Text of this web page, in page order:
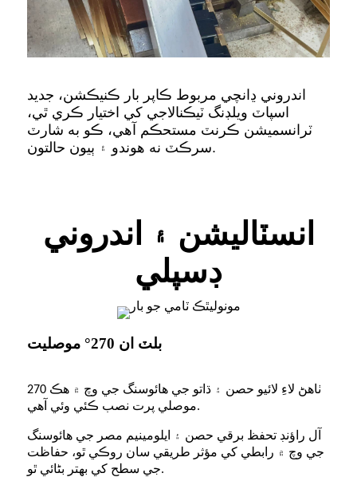
اندروني ڍانچي مربوط ڪاپر بار ڪنيڪشن، جديد
اسپاٽ ويلڊنگ ٽيڪنالاجي کي اختيار ڪري ٿي،
ٽرانسميشن ڪرنٽ مستحڪم آهي، ڪو به شارٽ
سرڪٽ نه هوندو ۽ ٻيون حالتون.
انسٽاليشن ۽ اندروني
ڊسپلي
بلٽ ان 270° موصليت
270 ٺاهڻ لاءِ لائيو حصن ۽ ڌاتو جي هائوسنگ جي وچ ۾ هڪ
موصلي پرت نصب ڪئي وئي آهي.
آل راؤنڊ تحفظ برقي حصن ۽ ايلومينيم مصر جي هائوسنگ
جي وچ ۾ رابطي کي مؤثر طريقي سان روڪي ٿو، حفاظت
جي سطح کي بهتر بڻائي ٿو.